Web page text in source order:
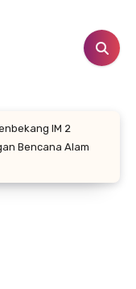
IM 2
Bencana Alam